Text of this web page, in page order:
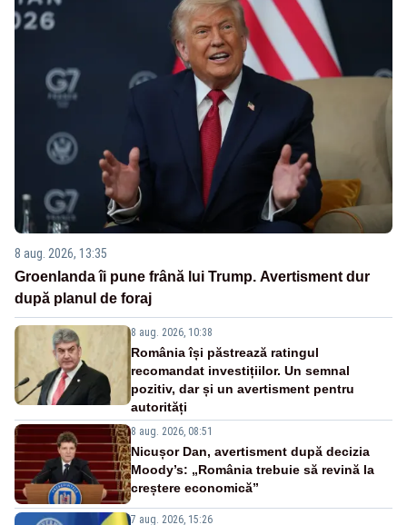
8 aug. 2026, 13:35
Groenlanda îi pune frână lui Trump. Avertisment dur
după planul de foraj
8 aug. 2026, 10:38
România își păstrează ratingul
recomandat investițiilor. Un semnal
pozitiv, dar și un avertisment pentru
autorități
8 aug. 2026, 08:51
Nicușor Dan, avertisment după decizia
Moody’s: „România trebuie să revină la
creștere economică”
7 aug. 2026, 15:26